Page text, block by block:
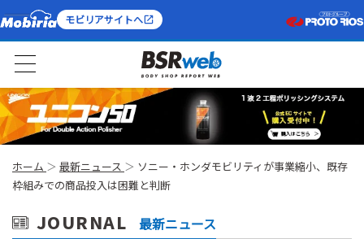
モビリアサイトへ
ホーム 最新ニュース
ソニー・ホンダモビリティが事業縮小、既存
枠組みでの商品投入は困難と判断
JOURNAL 最新ニュース